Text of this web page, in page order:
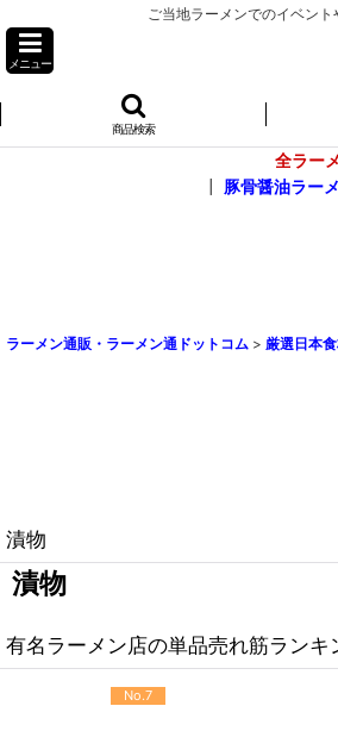
ご当地ラーメンでのイベン
メニュー
商品検索
全ラー
豚骨醤油ラー
ラーメン通販・ラーメン通ドットコム > 厳選日本
漬物
漬物
有名ラーメン店の単品売れ筋ランキ
No.7